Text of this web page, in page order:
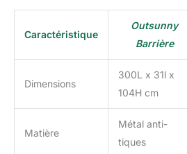
Caractéristique
Outsunny
Barrière
Dimensions
300L x 31l x
104H cm
Matière
Métal anti-
tiques